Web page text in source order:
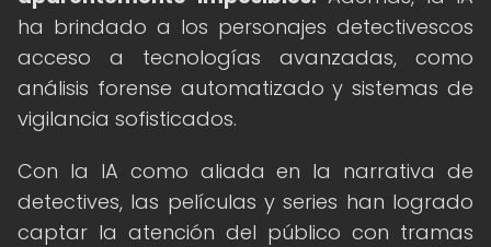
ha brindado a los personajes detectivescos
acceso a tecnologías avanzadas, como
análisis forense automatizado y sistemas de
vigilancia sofisticados.
Con la IA como aliada en la narrativa de
detectives, las películas y series han logrado
captar la atención del público con tramas